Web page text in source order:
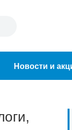
Новости и